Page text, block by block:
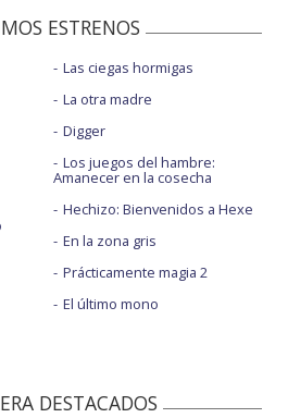
ESTRENOS
Las ciegas hormigas
La otra madre
Digger
Los juegos del hambre:
Amanecer en la cosecha
Hechizo: Bienvenidos a Hexe
En la zona gris
Prácticamente magia 2
El último mono
DESTACADOS